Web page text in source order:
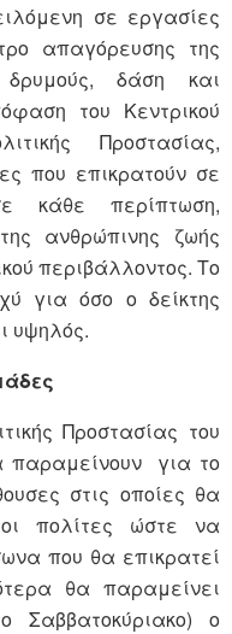
σε εργασίες
απαγόρευσης της
δρυμούς, δάση και
του Κεντρικού
Προστασίας,
που επικρατούν σε
κάθε περίπτωση,
ανθρώπινης ζωής
περιβάλλοντος. Το
για όσο ο δείκτης
υψηλός.
Προστασίας του
παραμείνουν για το
στις οποίες θα
πολίτες ώστε να
που θα επικρατεί
θα παραμείνει
Σαββατοκύριακο) ο